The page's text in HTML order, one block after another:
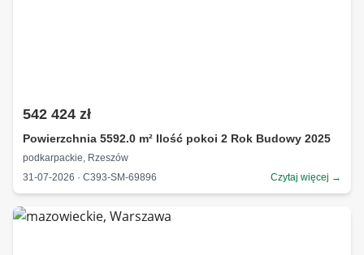
542 424 zł
Powierzchnia 5592.0 m² Ilość pokoi 2 Rok Budowy 2025
podkarpackie, Rzeszów
31-07-2026 · C393-SM-69896
Czytaj więcej →